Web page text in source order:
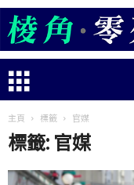
主頁 標籤 官媒
標籤: 官媒